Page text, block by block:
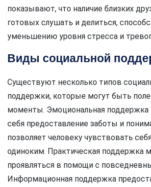
показывают, что наличие близких
готовых слушать и делиться,
уменьшению уровня стресса и
Виды социальной
Существуют несколько типов
поддержки, которые могут быть
моменты. Эмоциональная поддержка
себя предоставление заботы и
позволяет человеку чувствовать
одиноким. Практическая поддержка
проявляться в помощи с
Информационная поддержка